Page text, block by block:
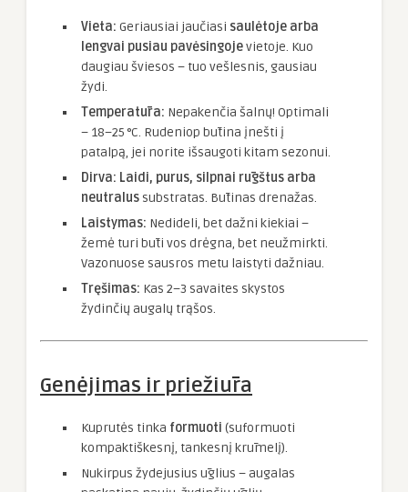
Vieta: Geriausiai jaučiasi saulėtoje arba
lengvai pusiau pavėsingojevietoje. Kuo
daugiau šviesos – tuo vešlesnis, gausiau
žydi.
Temperatūra: Nepakenčia šalnų! Optimali
– 18–25 °C. Rudeniop būtina įnešti į
patalpą, jei norite išsaugoti kitam sezonui.
Dirva: Laidi, purus, silpnai rūgštus arba
neutralus substratas. Būtinas drenažas.
Laistymas: Nedideli, bet dažni kiekiai –
žemė turi būti vos drėgna, bet neužmirkti.
Vazonuose sausros metu laistyti dažniau.
Tręšimas: Kas 2–3 savaites skystos
žydinčių augalų trąšos.
Genėjimas ir priežiūra
Kuprutės tinka formuoti (suformuoti
kompaktiškesnį, tankesnį krūmelį).
Nukirpus žydejusius ūglius – augalas